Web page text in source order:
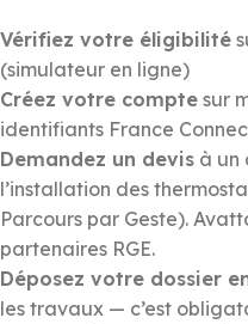
Vérifiez votre éligibilité
(simulateur en ligne)
Créez votre compte sur
identifiants France
Demandez un devis à un
l’installation des
Parcours par Geste).
partenaires RGE.
Déposez votre dossier
les travaux — c’est